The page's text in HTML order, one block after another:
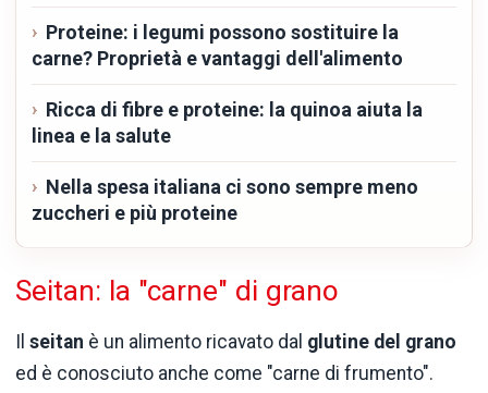
Proteine: i legumi possono sostituire la
carne? Proprietà e vantaggi dell'alimento
Ricca di fibre e proteine: la quinoa aiuta la
linea e la salute
Nella spesa italiana ci sono sempre meno
zuccheri e più proteine
Seitan: la "carne" di grano
Il seitan è un alimento ricavato dal glutine del grano
ed è conosciuto anche come "carne di frumento".